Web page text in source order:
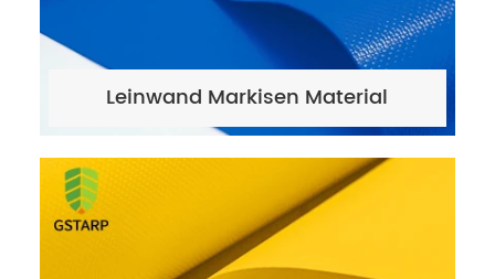
Leinwand Markisen Material